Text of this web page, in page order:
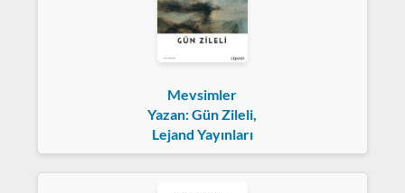
Mevsimler
Yazan: Gün Zileli,
Lejand Yayınları